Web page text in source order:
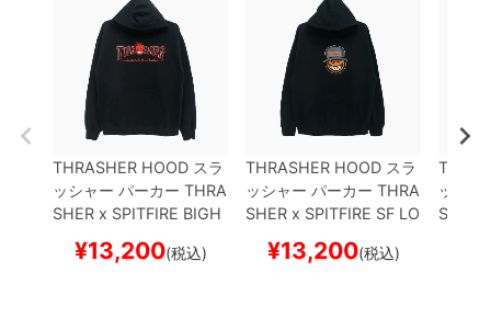
THRASHER HOOD スラ
ッシャー パーカー THRA
SHER x SPITFIRE BIGH
（US企画）スケートボ
¥13,200(税込)
THRASHER HOOD スラ
ッシャー パーカー THRA
SHER x SPITFIRE SF LO
ケートボード スケボー
¥13,200(税込)
ッシャ
SHER